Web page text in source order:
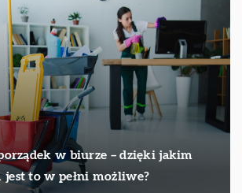
w biurze – dzięki jakim
to w pełni możliwe?